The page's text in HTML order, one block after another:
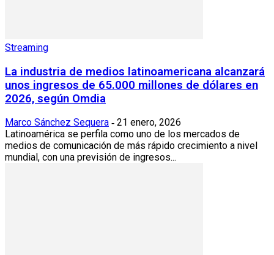
Streaming
La industria de medios latinoamericana alcanzará
unos ingresos de 65.000 millones de dólares en
2026, según Omdia
Marco Sánchez Sequera - 21 enero, 2026
Latinoamérica se perfila como uno de los mercados de
medios de comunicación de más rápido crecimiento a nivel
mundial, con una previsión de ingresos...